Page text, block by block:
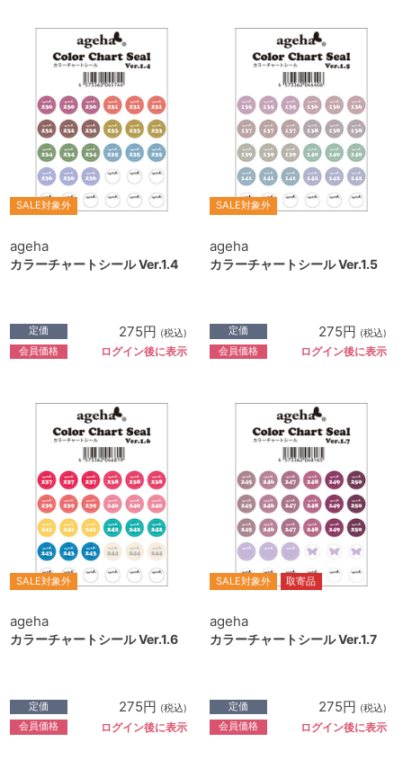
SALE対象外
ageha
カラーチャートシール Ver.1.4
定価 275円 (税込)
会員価格 ログイン後に表示
SALE対象外
ageha
カラーチャートシール Ver.1.5
定価 275円 (税込)
会員価格 ログイン後に表示
SALE対象外
ageha
カラーチャートシール Ver.1.6
定価 275円 (税込)
会員価格 ログイン後に表示
SALE対象外 取寄品
ageha
カラーチャートシール Ver.1.7
定価 275円 (税込)
会員価格 ログイン後に表示